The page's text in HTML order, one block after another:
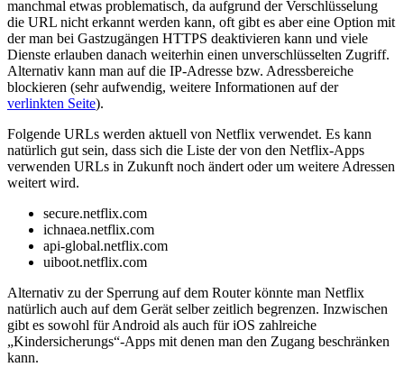
manchmal etwas problematisch, da aufgrund der Verschlüsselung
die URL nicht erkannt werden kann, oft gibt es aber eine Option mit
der man bei Gastzugängen HTTPS deaktivieren kann und viele
Dienste erlauben danach weiterhin einen unverschlüsselten Zugriff.
Alternativ kann man auf die IP-Adresse bzw. Adressbereiche
blockieren (sehr aufwendig, weitere Informationen auf der
verlinkten Seite).
Folgende URLs werden aktuell von Netflix verwendet. Es kann
natürlich gut sein, dass sich die Liste der von den Netflix-Apps
verwenden URLs in Zukunft noch ändert oder um weitere Adressen
weitert wird.
secure.netflix.com
ichnaea.netflix.com
api-global.netflix.com
uiboot.netflix.com
Alternativ zu der Sperrung auf dem Router könnte man Netflix
natürlich auch auf dem Gerät selber zeitlich begrenzen. Inzwischen
gibt es sowohl für Android als auch für iOS zahlreiche
„Kindersicherungs“-Apps mit denen man den Zugang beschränken
kann.